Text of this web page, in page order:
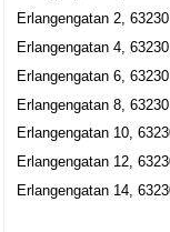
Erlangengatan 2,
Erlangengatan 4,
Erlangengatan 6,
Erlangengatan 8,
Erlangengatan 10,
Erlangengatan 12,
Erlangengatan 14,